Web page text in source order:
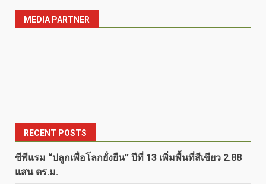
MEDIA PARTNER
RECENT POSTS
ซีพีแรม “ปลูกเพื่อโลกยั่งยืน” ปีที่ 13 เพิ่มพื้นที่สีเขียว 2.88
แสน ตร.ม.